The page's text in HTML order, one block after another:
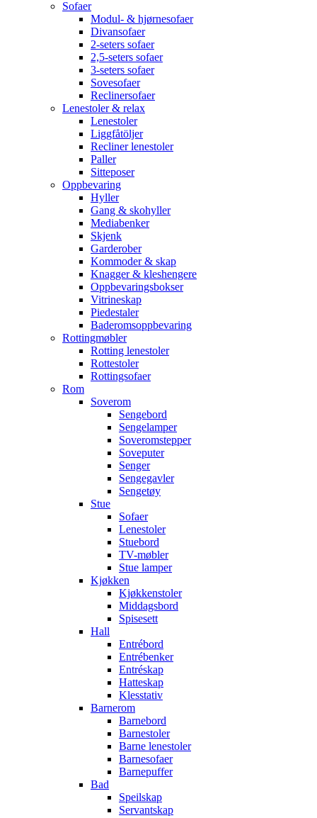
Sofaer
Modul- & hjørnesofaer
Divansofaer
2-seters sofaer
2,5-seters sofaer
3-seters sofaer
Sovesofaer
Reclinersofaer
Lenestoler & relax
Lenestoler
Liggfåtöljer
Recliner lenestoler
Paller
Sitteposer
Oppbevaring
Hyller
Gang & skohyller
Mediabenker
Skjenk
Garderober
Kommoder & skap
Knagger & kleshengere
Oppbevaringsbokser
Vitrineskap
Piedestaler
Baderomsoppbevaring
Rottingmøbler
Rotting lenestoler
Rottestoler
Rottingsofaer
Rom
Soverom
Sengebord
Sengelamper
Soveromstepper
Soveputer
Senger
Sengegavler
Sengetøy
Stue
Sofaer
Lenestoler
Stuebord
TV-møbler
Stue lamper
Kjøkken
Kjøkkenstoler
Middagsbord
Spisesett
Hall
Entrébord
Entrébenker
Entréskap
Hatteskap
Klesstativ
Barnerom
Barnebord
Barnestoler
Barne lenestoler
Barnesofaer
Barnepuffer
Bad
Speilskap
Servantskap